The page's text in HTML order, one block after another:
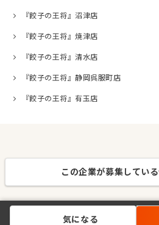
『餃子の王将』沼津店
『餃子の王将』焼津店
『餃子の王将』清水店
『餃子の王将』静岡呉服町店
『餃子の王将』有玉店
この企業が募集してい
気になる